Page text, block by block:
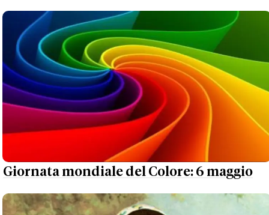
Giornata mondiale del Colore: 6 maggio